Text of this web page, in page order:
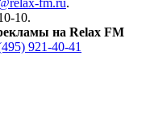
fm.ru.
10.
на Relax FM
921-40-41